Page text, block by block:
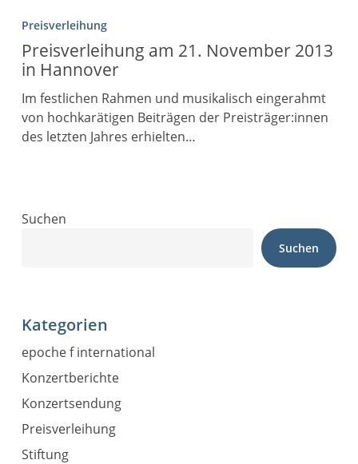
Preisverleihung
Preisverleihung am 21. November 2013
in Hannover
Im festlichen Rahmen und musikalisch eingerahmt
von hochkarätigen Beiträgen der Preisträger:innen
des letzten Jahres erhielten…
Suchen
Suchen
Kategorien
epoche f international
Konzertberichte
Konzertsendung
Preisverleihung
Stiftung